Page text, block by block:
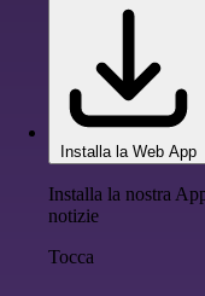
Installa la Web App
Installa la nostra
notizie
Tocca